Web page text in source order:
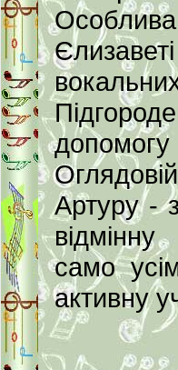
Артуру -
само
активну